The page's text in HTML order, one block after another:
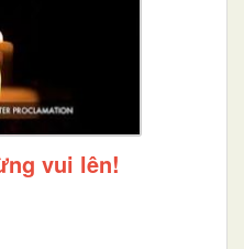
vui lên!